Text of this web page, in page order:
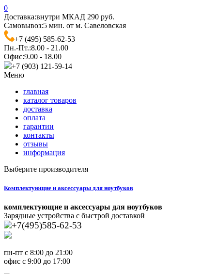
0
Доставка:внутри МКАД 290 руб.
Самовывоз:5 мин. от м. Савеловская
+7 (495) 585-62-53
Пн.-Пт.:8.00 - 21.00
Офис:9.00 - 18.00
+7 (903) 121-59-14
Меню
главная
каталог товаров
доставка
оплата
гарантии
контакты
отзывы
информация
Выберите производителя
Комплектующие и аксессуары для ноутбуков
комплектующие и аксессуары для ноутбуков
Зарядные устройства с быстрой доставкой
+7(495)585-62-53
пн-пт с 8:00 до 21:00
офис с 9:00 до 17:00